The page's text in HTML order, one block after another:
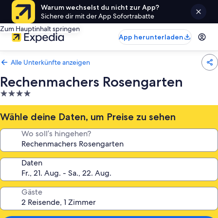
Warum wechselst du nicht zur App?
Sichere dir mit der App Sofortrabatte
Zum Hauptinhalt springen
App herunterladen
Alle Unterkünfte anzeigen
Rechenmachers Rosengarten
4.0-
Sterne-
Unterkunft
Wähle deine Daten, um Preise zu sehen
Wo soll’s hingehen?
Daten
Gäste